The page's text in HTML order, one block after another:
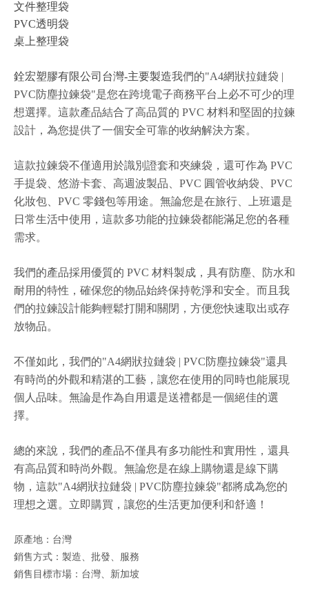
文件整理袋
PVC透明袋
桌上整理袋
銓宏塑膠有限公司台灣-主要製造我們的"A4網狀拉鏈袋 |
PVC防塵拉鍊袋"是您在跨境電子商務平台上必不可少的理
想選擇。這款產品結合了高品質的 PVC 材料和堅固的拉鍊
設計，為您提供了一個安全可靠的收納解決方案。
這款拉鍊袋不僅適用於識別證套和夾練袋，還可作為 PVC
手提袋、悠游卡套、高週波製品、PVC 圓管收納袋、PVC
化妝包、PVC 零錢包等用途。無論您是在旅行、上班還是
日常生活中使用，這款多功能的拉鍊袋都能滿足您的各種
需求。
我們的產品採用優質的 PVC 材料製成，具有防塵、防水和
耐用的特性，確保您的物品始終保持乾淨和安全。而且我
們的拉鍊設計能夠輕鬆打開和關閉，方便您快速取出或存
放物品。
不僅如此，我們的"A4網狀拉鏈袋 | PVC防塵拉鍊袋"還具
有時尚的外觀和精湛的工藝，讓您在使用的同時也能展現
個人品味。無論是作為自用還是送禮都是一個絕佳的選
擇。
總的來說，我們的產品不僅具有多功能性和實用性，還具
有高品質和時尚外觀。無論您是在線上購物還是線下購
物，這款"A4網狀拉鏈袋 | PVC防塵拉鍊袋"都將成為您的
理想之選。立即購買，讓您的生活更加便利和舒適！
原產地：台灣
銷售方式：製造、批發、服務
銷售目標市場：台灣、新加坡